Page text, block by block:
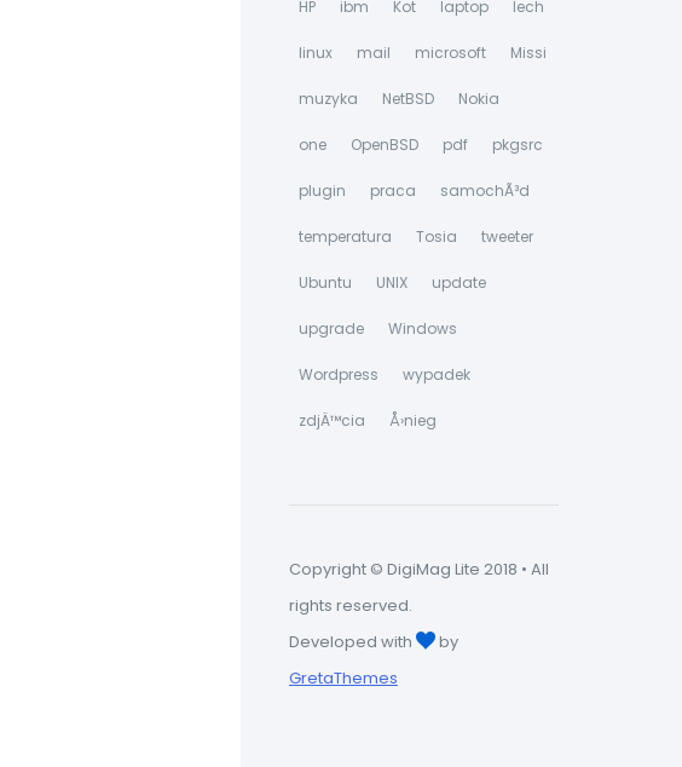
HP ibm Kot laptop lech
linux mail microsoft Missi
muzyka NetBSD Nokia
one OpenBSD pdf pkgsrc
plugin praca samochÃ³d
temperatura Tosia tweeter
Ubuntu UNIX update
upgrade Windows
Wordpress wypadek
zdjÄ™cia Å›nieg
Copyright © DigiMag Lite 2018 • All
rights reserved.
Developed with
by
GretaThemes